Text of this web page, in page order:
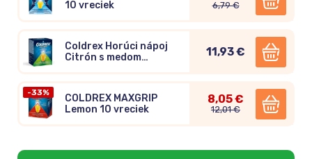
10 vreciek 6,79 €
Coldrex Horúci nápoj
Citrón s medom
11,93 €
-33%
COLDREX MAXGRIP
Lemon 10 vreciek
8,05 €
12,01 €